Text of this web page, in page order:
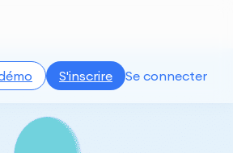
S'inscrire Se connecter